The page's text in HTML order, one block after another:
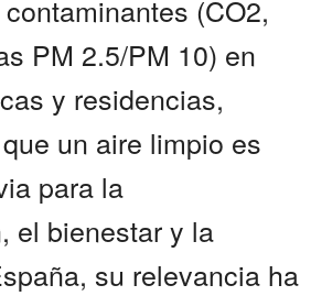
(CO2,
PM 2.5/PM 10) en
y residencias,
un aire limpio es
para la
el bienestar y la
su relevancia ha